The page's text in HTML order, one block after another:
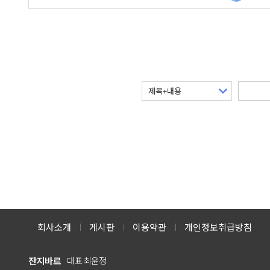
회사소개 게시판 이용약관 개인정보취급방침
잔지바르 대표 최윤정